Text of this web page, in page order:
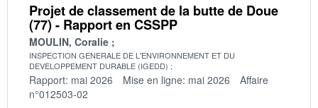
Projet de classement de la butte de Doue
(77) - Rapport en CSSPP
MOULIN, Coralie
INSPECTION GENERALE DE L'ENVIRONNEMENT ET DU
DEVELOPPEMENT DURABLE (IGEDD)
Rapport: mai 2026 Mise en ligne: mai 2026
Affaire
n°012503-02